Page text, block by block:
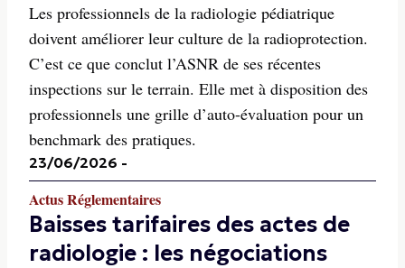
Les professionnels de la radiologie pédiatrique
doivent améliorer leur culture de la radioprotection.
C’est ce que conclut l’ASNR de ses récentes
inspections sur le terrain. Elle met à disposition des
professionnels une grille d’auto-évaluation pour un
benchmark des pratiques.
23/06/2026 -
Actus Réglementaires
Baisses tarifaires des actes de
radiologie : les négociations